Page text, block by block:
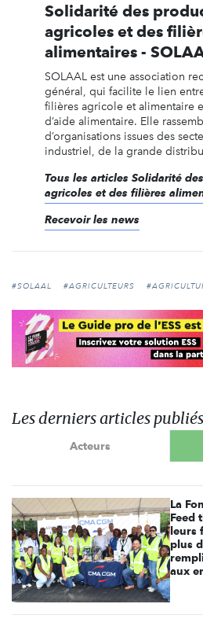
Solidarité des
agricoles et des
alimentaires -
SOLAAL est une association
général, qui facilite le lien
filières agricole et alimentaire
d’aide alimentaire. Elle
d’organisations issues des
industriel, de la grande
Tous les articles Solidarité
agricoles et des filières
Recevoir les news
#SOLAAL #AGRICULTEURS
Les derniers articles publiés
Acteurs
La
Feed
leurs
plus
aux